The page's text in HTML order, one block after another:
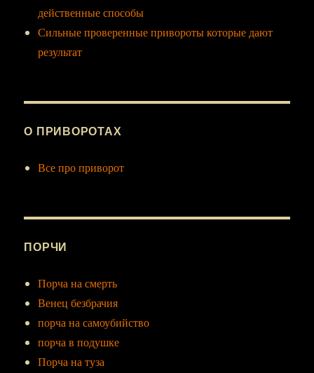
действенные способы
Сильные проверенные привороты которые дают
результат
О ПРИВОРОТАХ
Все про приворот
ПОРЧИ
Порча на смерть
Венец безбрачия
порча на самоубийство
порча в подушке
Порча на туза